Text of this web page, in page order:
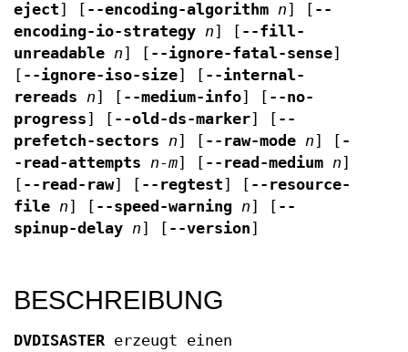
eject
--encoding-algorithm n
--
encoding-io-strategy n
--fill-
unreadable n --ignore-fatal-sense
--ignore-iso-size
--internal-
rereads n --medium-info
--no-
progress
--old-ds-marker
--
prefetch-sectors n --raw-mode n
-
-read-attempts n-m --read-medium n
--read-raw] [ --regtest
--resource-
file n --speed-warning n
--
spinup-delay n --version
BESCHREIBUNG
DVDISASTER erzeugt einen